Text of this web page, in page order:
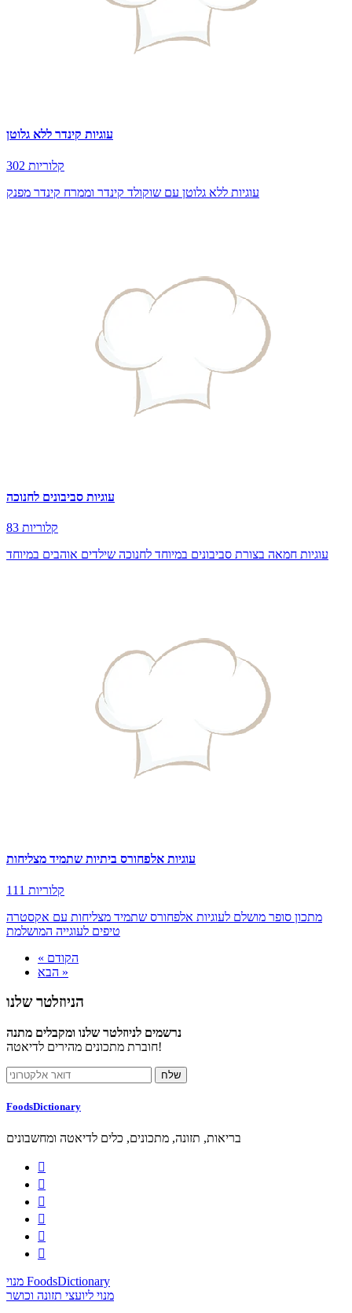
עוגיות קינדר ללא גלוטן
302 קלוריות
עוגיות ללא גלוטן עם שוקולד קינדר וממרח קינדר מפנק
עוגיות סביבונים לחנוכה
83 קלוריות
עוגיות חמאה בצורת סביבונים במיוחד לחנוכה שילדים אוהבים במיוחד
עוגיות אלפחורס ביתיות שתמיד מצליחות
111 קלוריות
מתכון סופר מושלם לעוגיות אלפחורס שתמיד מצליחות עם אקסטרה
טיפים לעוגייה המושלמת
« הקודם
הבא »
הניוזלטר שלנו
נרשמים לניוזלטר שלנו ומקבלים מתנה
חוברת מתכונים מהירים לדיאטה!
FoodsDictionary
בריאות, תזונה, מתכונים, כלים לדיאטה ומחשבונים






מנוי FoodsDictionary
מנוי ליועצי תזונה וכושר